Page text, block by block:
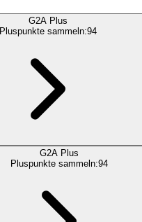
G2A Plus
Pluspunkte sammeln:94
G2A Plus
Pluspunkte sammeln:94